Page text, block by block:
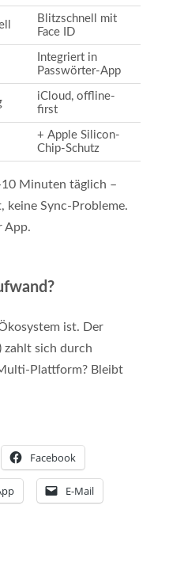
Blitzschnell mit
Face ID
Integriert in
Passwörter-App
iCloud, offline-
first
+ Apple Silicon-
Chip-Schutz
Minuten täglich –
keine Sync-Probleme.
App.
ist. Der
zahlt sich durch
Plattform? Bleibt
Facebook
E-Mail